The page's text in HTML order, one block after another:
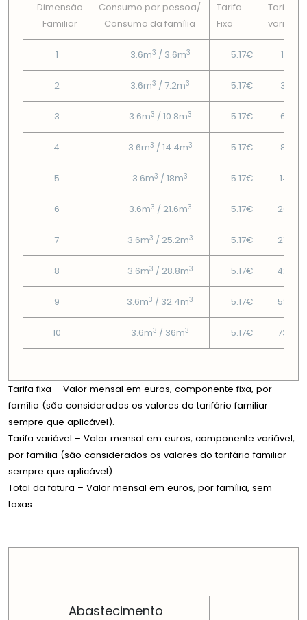
Dimensão
Familiar
Consumo por pessoa/
Consumo da famí­lia
Tarifa
Fixa
Tarifa
variável
1 3.6m3 / 3.6m3 5.17€ 1.49€
2 3.6m3 / 7.2m3 5.17€ 3.58€
3 3.6m3 / 10.8m3 5.17€ 6.07€
4 3.6m3 / 14.4m3 5.17€ 8.55€
5 3.6m3 / 18m3 5.17€ 14.13€
6 3.6m3 / 21.6m3 5.17€
7 3.6m3 / 25.2m3 5.17€
8 3.6m3 / 28.8m3 5.17€
9 3.6m3 / 32.4m3 5.17€
10 3.6m3 / 36m3 5.17€
Tarifa fixa – Valor mensal em euros, componente fixa, por
família (são considerados os valores do tarifário familiar
sempre que aplicável).
Tarifa variável – Valor mensal em euros, componente variável,
por família (são considerados os valores do tarifário familiar
sempre que aplicável).
Total da fatura – Valor mensal em euros, por família, sem
taxas.
Abastecimento